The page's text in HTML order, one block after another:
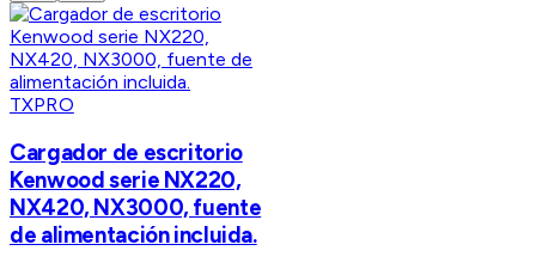
TXPRO
Cargador de escritorio
Kenwood serie NX220,
NX420, NX3000, fuente
de alimentación incluida.